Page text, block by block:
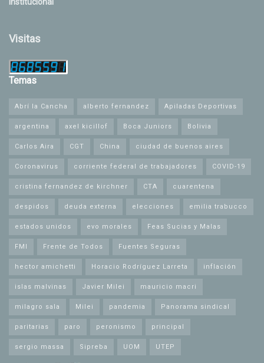
Visitas
Temas
Abrí la Cancha alberto fernandez Apiladas Deportivas
argentina axel kicillof Boca Juniors Bolivia
Carlos Aira CGT China ciudad de buenos aires
Coronavirus corriente federal de trabajadores COVID-19
cristina fernandez de kirchner CTA cuarentena
despidos deuda externa elecciones emilia trabucco
estados unidos evo morales Feas Sucias y Malas
FMI Frente de Todos Fuentes Seguras
hector amichetti Horacio Rodríguez Larreta inflación
islas malvinas Javier Milei mauricio macri
milagro sala Milei pandemia Panorama sindical
paritarias paro peronismo principal
sergio massa Sipreba UOM UTEP